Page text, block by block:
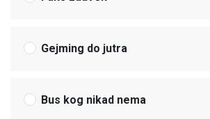
Gejming do jutra
Bus kog nikad nema